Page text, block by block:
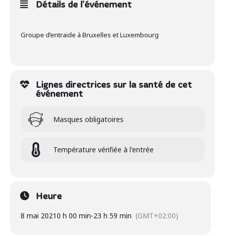
Détails de l'événement
Groupe d’entraide à Bruxelles et Luxembourg
Lignes directrices sur la santé de cet
événement
Masques obligatoires
Température vérifiée à l'entrée
Heure
8 mai 20210 h 00 min-23 h 59 min (GMT+02:00)